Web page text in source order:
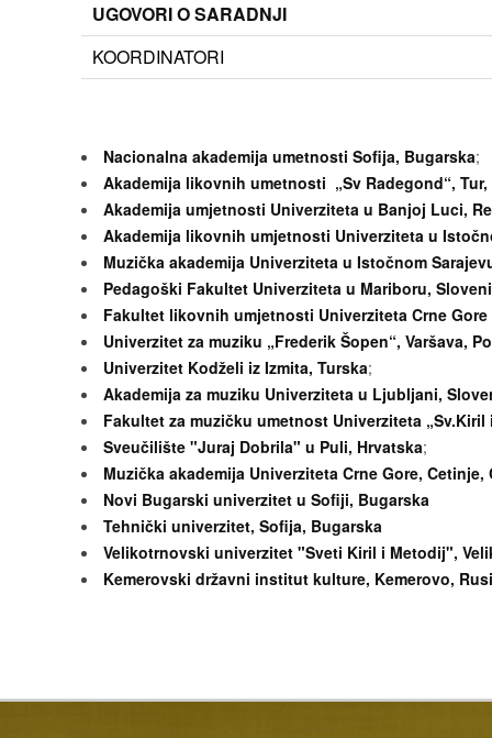
UGOVORI O SARADNJI
KOORDINATORI
Nacionalna akademija umetnosti Sofija, Bugarska;
Akademija likovnih umetnosti „Sv Radegond“,
Akademija umjetnosti Univerziteta u Banjoj Luci,
Akademija likovnih umjetnosti Univerziteta u
Muzička akademija Univerziteta u Istočnom
Pedagoški Fakultet Univerziteta u Mariboru,
Fakultet likovnih umjetnosti Univerziteta Crne
Univerzitet za muziku „Frederik Šopen“, Varšava,
Univerzitet Kodželi iz Izmita, Turska;
Akademija za muziku Univerziteta u Ljubljani,
Fakultet za muzičku umetnost Univerziteta
Sveučilište "Juraj Dobrila" u Puli, Hrvatska;
Muzička akademija Univerziteta Crne Gore, Cetinje,
Novi Bugarski univerzitet u Sofiji, Bugarska
Tehnički univerzitet, Sofija, Bugarska
Velikotrnovski univerzitet "Sveti Kiril i Metodij",
Kemerovski državni institut kulture, Kemerovo,